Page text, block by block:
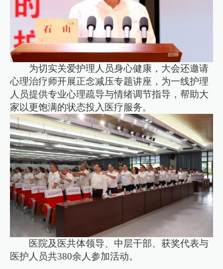
为切实关爱护理人员身心健康，大会还邀请
心理治疗师开展正念减压专题讲座，为一线护理
人员提供专业心理疏导与情绪调节指导，帮助大
家以更饱满的状态投入医疗服务。
医院及医共体领导、中层干部、获奖代表与
医护人员共380余人参加活动。